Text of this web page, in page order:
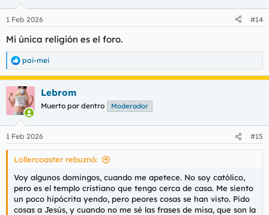
e
:
1 Feb 2026 #14
Mi única religión es el foro.
R
e
a
c
c
e
s
pai-mei
Lebrom
Muerto por dentro Moderador
1 Feb 2026 #15
Lollercoaster rebuznó:
Voy algunos domingos, cuando me apetece. No soy católico,
pero es el templo cristiano que tengo cerca de casa. Me siento
un poco hipócrita yendo, pero peores cosas se han visto. Pido
cosas a Jesús, y cuando no me sé las frases de misa, que son la